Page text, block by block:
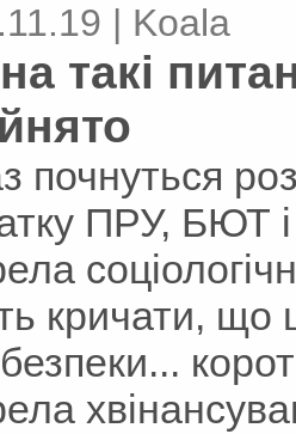
| Koala
такі
почнуться
ПРУ, БЮТ
кричати,